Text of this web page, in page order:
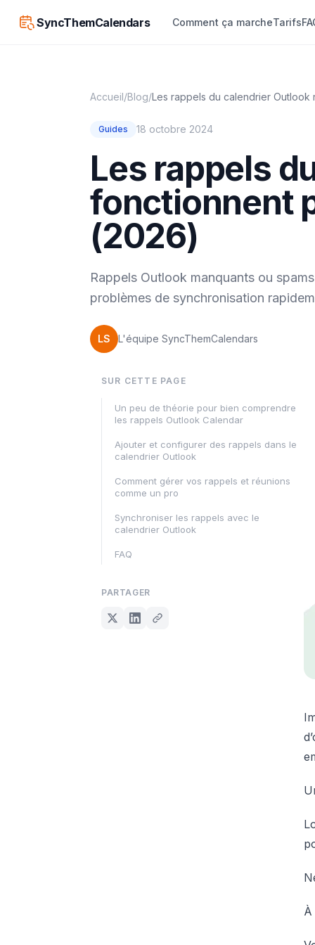
SyncThemCalendars Comment ça marcheTarifs
Accueil/Blog/Les rappels du calendrier
Guides 18 octobre 2024
Les rappels
fonctionnent
(2026)
Rappels Outlook manquants ou
problèmes de synchronisation
LS L'équipe SyncThemCalendars
SUR CETTE PAGE
Un peu de théorie pour bien comprendre
les rappels Outlook Calendar
Ajouter et configurer des rappels dans le
calendrier Outlook
Comment gérer vos rappels et réunions
comme un pro
Synchroniser les rappels avec le
calendrier Outlook
FAQ
PARTAGER
À